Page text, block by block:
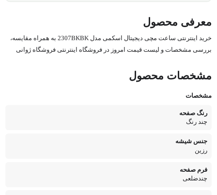
معرفی محصول
خرید اینترنتی ساعت مچی دیجیتال اسکمی مدل 2307BKBK به همراه مقایسه،
بررسی مشخصات و لیست قیمت امروز در فروشگاه اینترنتی فروشگاه ژوانی
مشخصات محصول
مشخصات
رنگ صفحه
چند رنگ
جنس شیشه
رزین
فرم صفحه
چندضلعی